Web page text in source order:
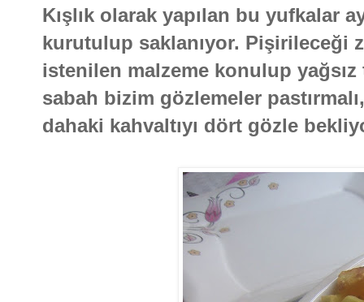
Kışlık olarak yapılan bu yufkalar
kurutulup saklanıyor. Pişirileceği
istenilen malzeme konulup
sabah bizim gözlemeler
dahaki kahvaltıyı dört gözle